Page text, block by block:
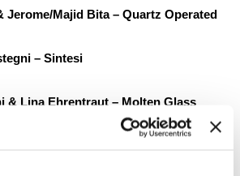
Jerome/Majid Bita – Quartz Operated
– Sintesi
& Lina Ehrentraut – Molten Glass
Clancy/Michelangelo Setola –